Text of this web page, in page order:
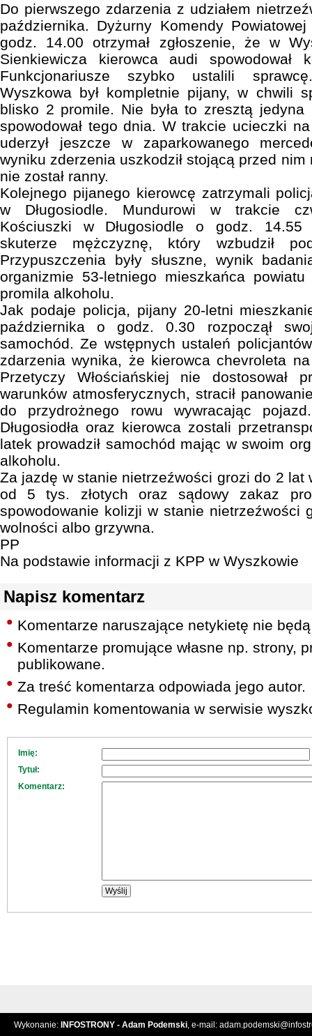
Do pierwszego zdarzenia z udziałem
października. Dyżurny Komendy
godz. 14.00 otrzymał zgłoszenie, że w
Sienkiewicza kierowca audi spowodował
Funkcjonariusze szybko ustalili
Wyszkowa był kompletnie pijany, w chwili
blisko 2 promile. Nie była to zresztą jedyna
spowodował tego dnia. W trakcie ucieczki
uderzył jeszcze w zaparkowanego
wyniku zderzenia uszkodził stojącą przed
nie został ranny.
Kolejnego pijanego kierowcę zatrzymali
w Długosiodle. Mundurowi w trakcie
Kościuszki w Długosiodle o godz. 14.55
skuterze mężczyznę, który wzbudził
Przypuszczenia były słuszne, wynik
organizmie 53-letniego mieszkańca
promila alkoholu.
Jak podaje policja, pijany 20-letni
października o godz. 0.30 rozpoczął
samochód. Ze wstępnych ustaleń
zdarzenia wynika, że kierowca chevroleta
Przetyczy Włościańskiej nie dostosował
warunków atmosferycznych, stracił
do przydrożnego rowu wywracając
Długosiodła oraz kierowca zostali
latek prowadził samochód mając w swoim
alkoholu.
Za jazdę w stanie nietrzeźwości grozi do 2 lat
od 5 tys. złotych oraz sądowy zakaz
spowodowanie kolizji w stanie nietrzeźwości
wolności albo grzywna.
PP
Na podstawie informacji z KPP w Wyszkowie
Napisz komentarz
Komentarze naruszające netykietę nie
Komentarze promujące własne np. strony,
publikowane.
Za treść komentarza odpowiada jego autor.
Regulamin komentowania w serwisie
Imię:
Tytuł:
Komentarz:
Wykonanie: INFOSTRONY - Adam Podemski, e-mail: